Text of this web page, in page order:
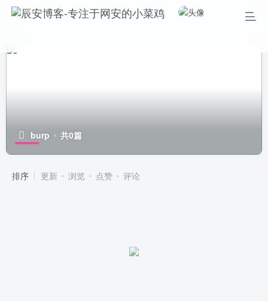
burp 共0篇
排序 更新 浏览 点赞 评论